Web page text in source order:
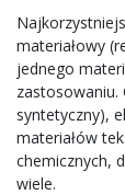
materiałowy
jednego
zastosowaniu.
syntetyczny),
materiałów
chemicznych,
wiele.